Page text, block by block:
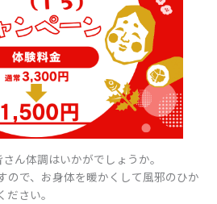
ん体調はいかがでしょうか。
ので、お身体を暖かくして風邪のひか
さい。